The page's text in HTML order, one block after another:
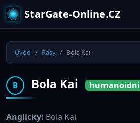
StarGate-Online.CZ
Úvod Rasy Bola Kai
B Bola Kai humanoidni
Anglicky: Bola Kai